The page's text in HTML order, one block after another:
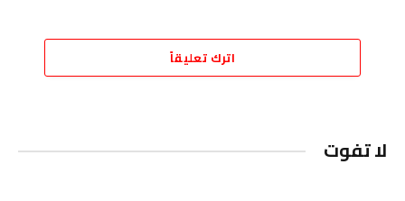
اترك تعليقاً
لا تفوت